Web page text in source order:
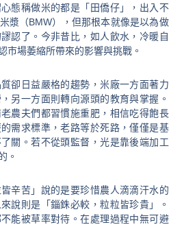
態稱做米的都是「田僑仔」，出入不
漿（BMW），但那根本就像是以為做
認了。今非昔比，如人飲水，冷暖自
市場萎縮所帶來的影響與挑戰。
卻日益嚴格的趨勢，米廠一方面著力
另一方面則轉向源頭的教育與掌握。
農夫們都習慣施重肥，相信吃得飽長
需求標準，老路等於死路，僅僅是基
關。若不從頭監督，光是靠後端加工
。
辛苦」說的是要珍惜農人滴滴汗水的
說則是「錙銖必較，粒粒皆珍貴」。
能被草率對待。在處理過程中無可避